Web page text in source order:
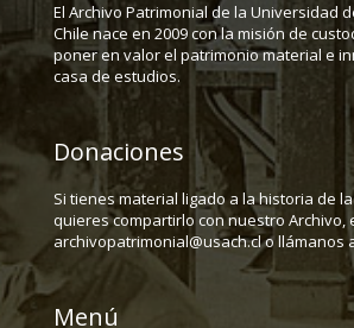
El Archivo Patrimonial de la Universidad
Chile nace en 2009 con la misión de
poner en valor el patrimonio material e
casa de estudios.
Donaciones
Si tienes material ligado a la historia de
quieres compartirlo con nuestro Archivo,
archivopatrimonial@usach.cl o llámanos
Menú